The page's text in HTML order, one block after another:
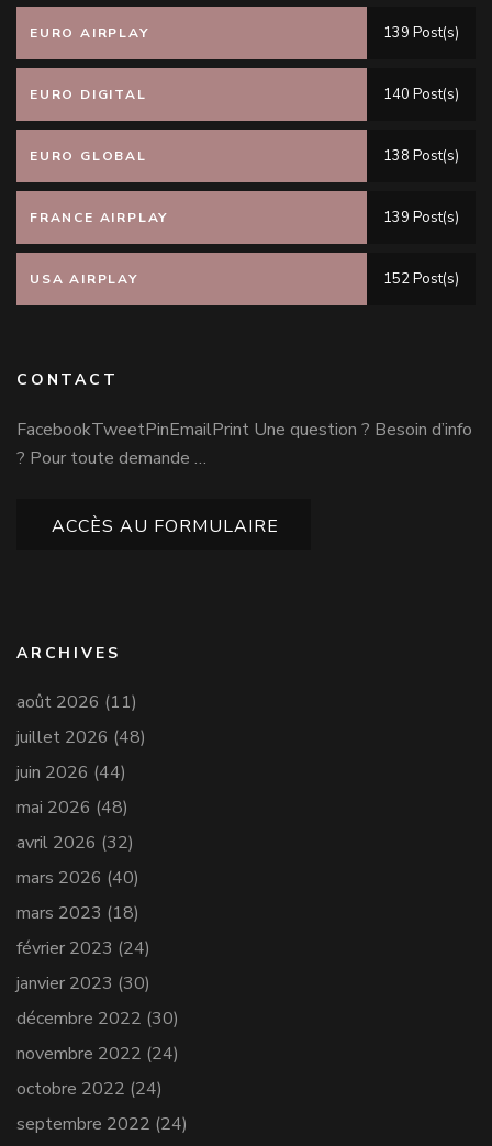
EURO AIRPLAY 139 Post(s)
EURO DIGITAL 140 Post(s)
EURO GLOBAL 138 Post(s)
FRANCE AIRPLAY 139 Post(s)
USA AIRPLAY 152 Post(s)
CONTACT
FacebookTweetPinEmailPrint Une question ? Besoin d’info
? Pour toute demande …
ACCÈS AU FORMULAIRE
ARCHIVES
août 2026 (11)
juillet 2026 (48)
juin 2026 (44)
mai 2026 (48)
avril 2026 (32)
mars 2026 (40)
mars 2023 (18)
février 2023 (24)
janvier 2023 (30)
décembre 2022 (30)
novembre 2022 (24)
octobre 2022 (24)
septembre 2022 (24)